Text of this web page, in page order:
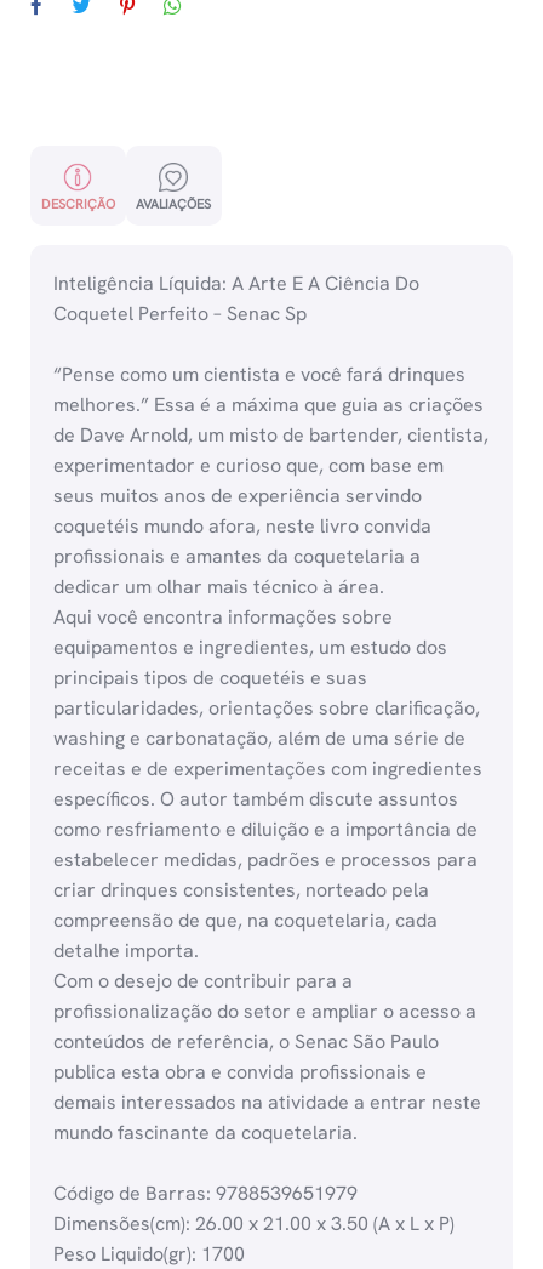
DESCRIÇÃO AVALIAÇÕES
Inteligência Líquida: A Arte E A Ciência Do
Coquetel Perfeito – Senac Sp
“Pense como um cientista e você fará drinques
melhores.” Essa é a máxima que guia as criações
de Dave Arnold, um misto de bartender, cientista,
experimentador e curioso que, com base em
seus muitos anos de experiência servindo
coquetéis mundo afora, neste livro convida
profissionais e amantes da coquetelaria a
dedicar um olhar mais técnico à área.
Aqui você encontra informações sobre
equipamentos e ingredientes, um estudo dos
principais tipos de coquetéis e suas
particularidades, orientações sobre clarificação,
washing e carbonatação, além de uma série de
receitas e de experimentações com ingredientes
específicos. O autor também discute assuntos
como resfriamento e diluição e a importância de
estabelecer medidas, padrões e processos para
criar drinques consistentes, norteado pela
compreensão de que, na coquetelaria, cada
detalhe importa.
Com o desejo de contribuir para a
profissionalização do setor e ampliar o acesso a
conteúdos de referência, o Senac São Paulo
publica esta obra e convida profissionais e
demais interessados na atividade a entrar neste
mundo fascinante da coquetelaria.
Código de Barras: 9788539651979
Dimensões(cm): 26.00 x 21.00 x 3.50 (A x L x P)
Peso Liquido(gr): 1700